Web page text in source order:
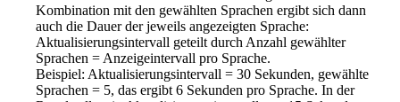
Kombination mit den gewählten Sprachen ergibt sich dann
auch die Dauer der jeweils angezeigten Sprache:
Aktualisierungsintervall geteilt durch Anzahl gewählter
Sprachen = Anzeigeintervall pro Sprache.
Beispiel: Aktualisierungsintervall = 30 Sekunden, gewählte
Sprachen = 5, das ergibt 6 Sekunden pro Sprache. In der